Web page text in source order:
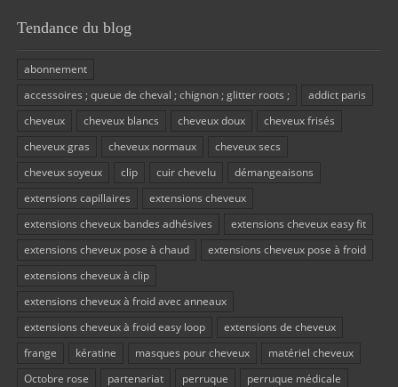
Tendance du blog
abonnement
accessoires ; queue de cheval ; chignon ; glitter roots ;
addict paris
cheveux
cheveux blancs cheveux doux
cheveux frisés
cheveux gras
cheveux normaux
cheveux secs
cheveux soyeux
clip cuir chevelu
démangeaisons
extensions capillaires
extensions cheveux
extensions cheveux bandes adhésives
extensions cheveux easy fit
extensions cheveux pose à chaud
extensions cheveux pose à froid
extensions cheveux à clip
extensions cheveux à froid avec anneaux
extensions cheveux à froid easy loop
extensions de cheveux
frange
kératine masques pour cheveux
matériel cheveux
Octobre rose
partenariat perruque
perruque médicale